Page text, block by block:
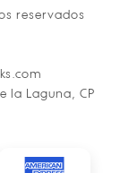
reservados
la Laguna, CP